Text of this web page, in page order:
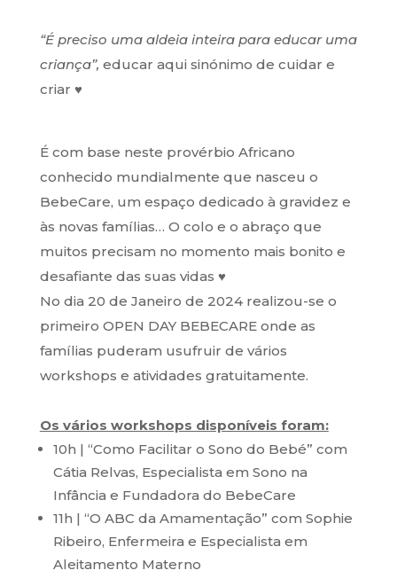
“É preciso uma aldeia inteira para educar uma
criança”, educar aqui sinónimo de cuidar e
criar ♥
É com base neste provérbio Africano
conhecido mundialmente que nasceu o
BebeCare, um espaço dedicado à gravidez e
às novas famílias… O colo e o abraço que
muitos precisam no momento mais bonito e
desafiante das suas vidas ♥
No dia 20 de Janeiro de 2024 realizou-se o
primeiro OPEN DAY BEBECARE onde as
famílias puderam usufruir de vários
workshops e atividades gratuitamente.
Os vários workshops disponíveis foram:
10h | “Como Facilitar o Sono do Bebé” com
Cátia Relvas, Especialista em Sono na
Infância e Fundadora do BebeCare
11h | “O ABC da Amamentação” com Sophie
Ribeiro, Enfermeira e Especialista em
Aleitamento Materno